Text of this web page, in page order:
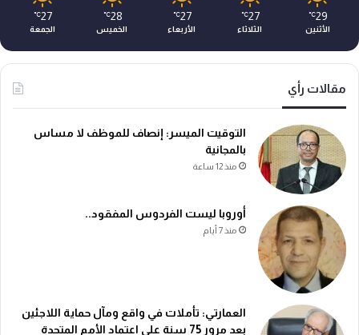
29
℃
الأثنين
27
℃
الثلاثاء
27
℃
الأربعاء
28
℃
الخميس
27
℃
الجمعة
مقالات رأي
التوقيت الميسر: إنصاف للموظف لا مساس
بالمجانية
منذ 12 ساعة
أوروبا ليست الفردوس المفقود..
منذ 7 أيام
العمارتي: تأملات في واقع ومآل حماية اللاجئين
بعد مرور 75 سنة على اعتماد الأمم المتحدة